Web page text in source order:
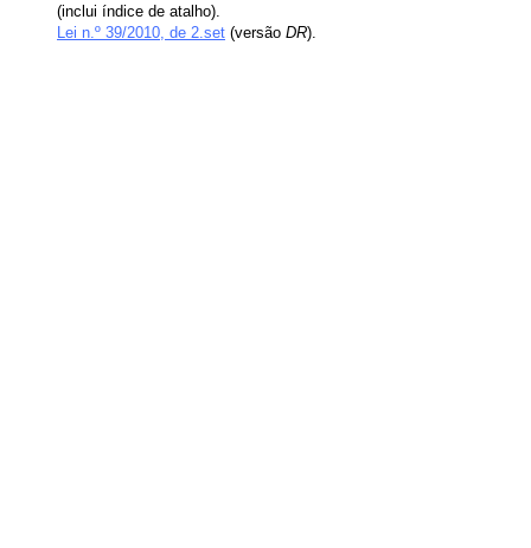
(inclui índice de atalho).
Lei n.º 39/2010, de 2.set (versão DR).